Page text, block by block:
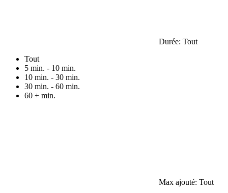
Durée: Tout
Tout
5 min. - 10 min.
10 min. - 30 min.
30 min. - 60 min.
60 + min.
Max ajouté: Tout